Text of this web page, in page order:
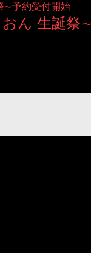
∼予約受付開始
おん 生誕祭